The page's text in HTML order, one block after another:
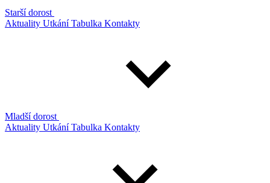
Starší dorost
Aktuality UtkáníTabulka Kontakty
Mladší dorost
Aktuality UtkáníTabulka Kontakty